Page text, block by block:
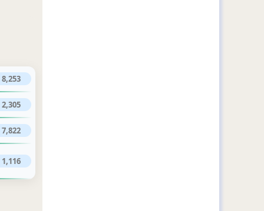
8,253
2,305
7,822
1,116